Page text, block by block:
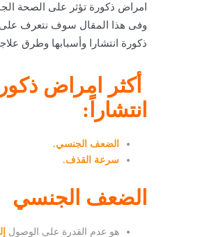
امراض ذكورة تؤثر على الصحة
وفى هذا المقال سوف نتعرف على
ذكورة
انتشارا وأسبابها وطرق
أكثر امراض
انتشاراً:
الضعف الجنسي.
سرعة القذف.
الضعف الجنسي
هو عدم القدرة على الوصول